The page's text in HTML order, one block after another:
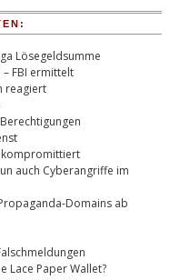
Lösegeldsumme
FBI ermittelt
reagiert
kompromittiert
auch Cyberangriffe im
Domains ab
Lace Paper Wallet?